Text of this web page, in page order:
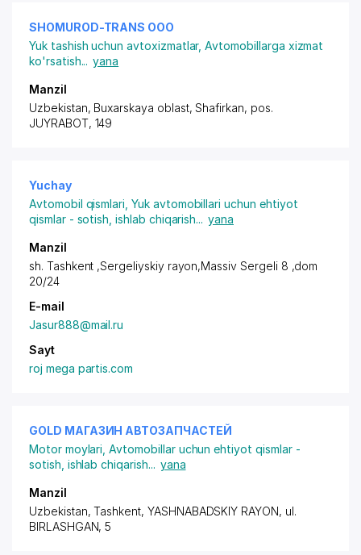
SHOMUROD-TRANS ООО
Yuk tashish uchun avtoxizmatlar,Avtomobillarga xizmat
ko'rsatish... yana
Manzil
Uzbekistan, Buxarskaya oblast, Shafirkan, pos.
JUYRABOT, 149
Yuchay
Avtomobil qismlari ,Yuk avtomobillari uchun ehtiyot
qismlar - sotish, ishlab chiqarish... yana
Manzil
sh. Tashkent ,Sergeliyskiy rayon,Massiv Sergeli 8 ,dom
20/24
E-mail
Jasur888@mail.ru
Sayt
roj mega partis.com
GOLD МАГАЗИН АВТОЗАПЧАСТЕЙ
Motor moylari ,Avtomobillar uchun ehtiyot qismlar -
sotish, ishlab chiqarish... yana
Manzil
Uzbekistan, Tashkent, YASHNABADSKIY RAYON, ul.
BIRLASHGAN, 5